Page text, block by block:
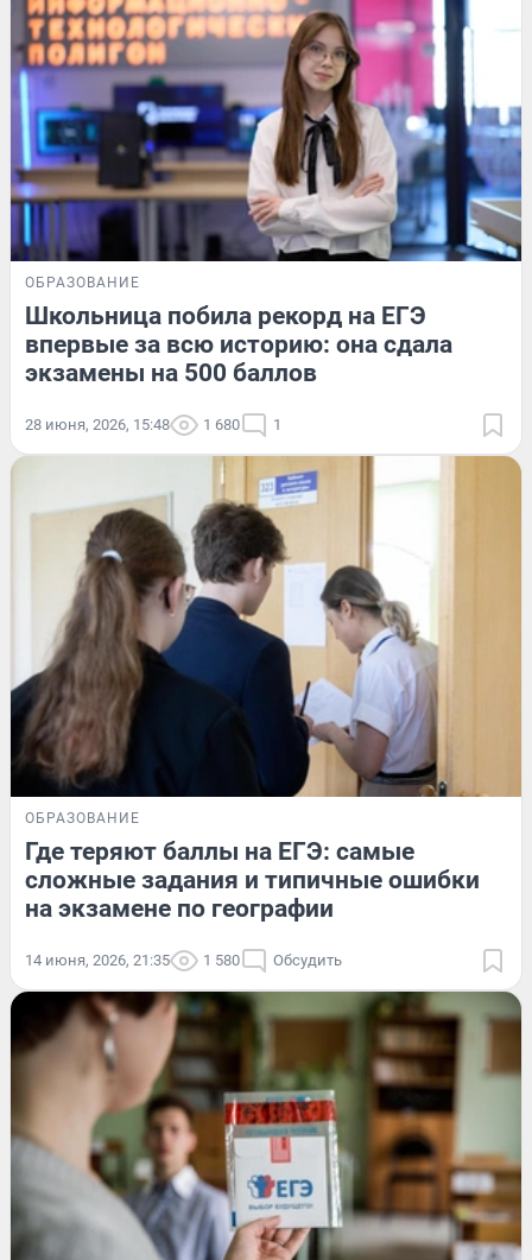
ОБРАЗОВАНИЕ
Школьница побила рекорд на ЕГЭ
впервые за всю историю: она сдала
экзамены на 500 баллов
28 июня, 2026, 15:48 1 680 1
ОБРАЗОВАНИЕ
Где теряют баллы на ЕГЭ: самые
сложные задания и типичные ошибки
на экзамене по географии
14 июня, 2026, 21:35 1 580 Обсудить